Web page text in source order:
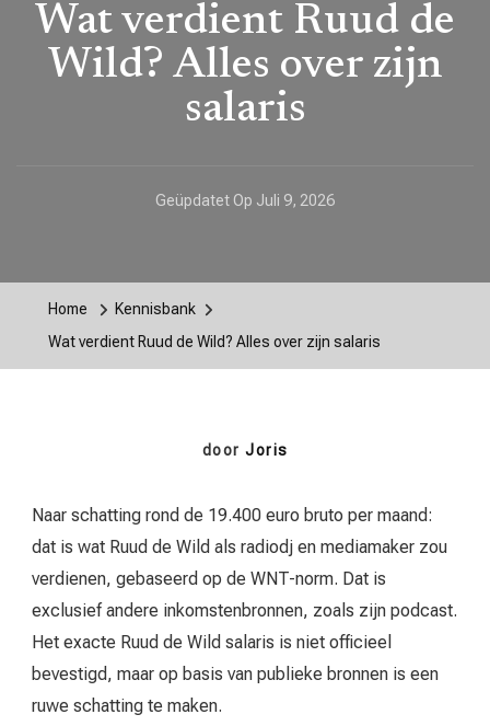
Wat verdient Ruud de
Wild? Alles over zijn
salaris
Geüpdatet Op Juli 9, 2026
Home
Kennisbank
Wat verdient Ruud de Wild? Alles over zijn salaris
door Joris
Naar schatting rond de 19.400 euro bruto per maand:
dat is wat Ruud de Wild als radiodj en mediamaker zou
verdienen, gebaseerd op de WNT-norm. Dat is
exclusief andere inkomstenbronnen, zoals zijn podcast.
Het exacte Ruud de Wild salaris is niet officieel
bevestigd, maar op basis van publieke bronnen is een
ruwe schatting te maken.